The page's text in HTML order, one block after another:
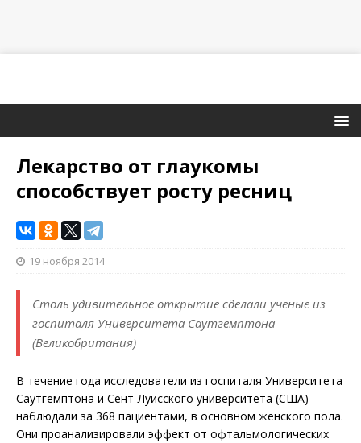
Лекарство от глаукомы
способствует росту ресниц
19 ноября 2014
Столь удивительное открытие сделали ученые из
госпиталя Университета Саутгемптона
(Великобритания)
В течение года исследователи из госпиталя Университета
Саутгемптона и Сент-Луисского университета (США)
наблюдали за 368 пациентами, в основном женского пола.
Они проанализировали эффект от офтальмологических